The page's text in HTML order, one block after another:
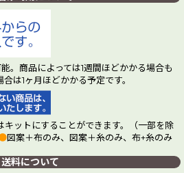
。商品によっては1週間ほどかかる場合も
は1ヶ月ほどかかる予定です。
ットにすることができます。（一部を除
図案＋布のみ、図案＋糸のみ、布+糸のみ
送料について